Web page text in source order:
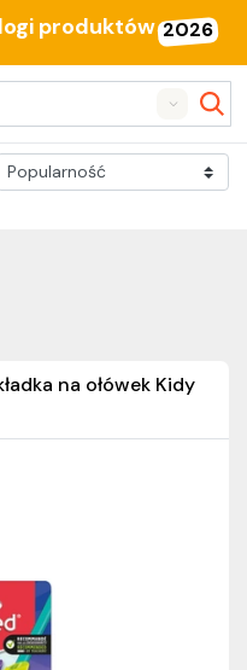
produktów 2026
Search
na ołówek Kidy